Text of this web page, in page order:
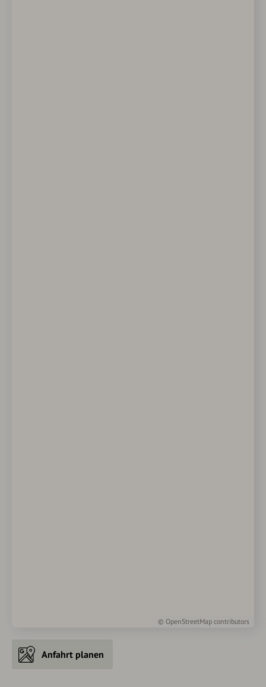
© OpenStreetMap contributors
Anfahrt planen